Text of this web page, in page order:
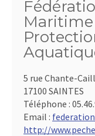
5 rue Chante-
17100 SAINTES
Téléphone :
Email :
http://